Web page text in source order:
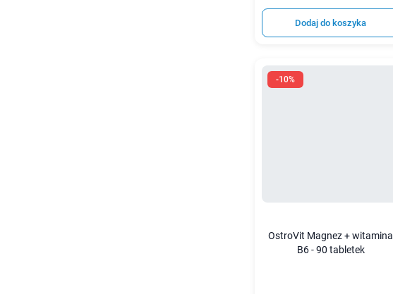
Dodaj do koszyka
-10%
OstroVit Magnez + witamina
B6 - 90 tabletek